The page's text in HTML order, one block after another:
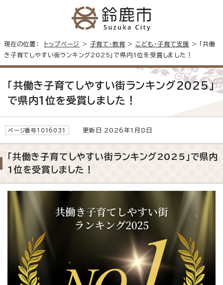
現在の位置： トップページ > 子育て・教育 > こども・子育て支援 > 「共働
き子育てしやすい街ランキング2025」で県内1位を受賞しました！
「共働き子育てしやすい街ランキング2025」
で県内1位を受賞しました！
ページ番号1016031 更新日 2026年1月8日
「共働き子育てしやすい街ランキング2025」で県内
1位を受賞しました！